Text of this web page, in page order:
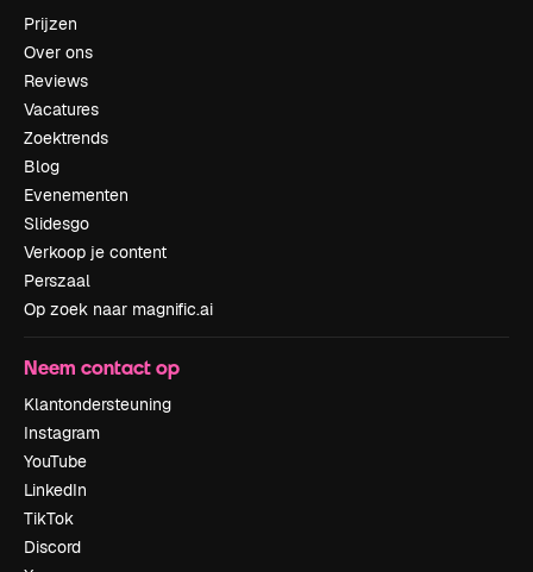
Prijzen
Over ons
Reviews
Vacatures
Zoektrends
Blog
Evenementen
Slidesgo
Verkoop je content
Perszaal
Op zoek naar magnific.ai
Neem contact op
Klantondersteuning
Instagram
YouTube
LinkedIn
TikTok
Discord